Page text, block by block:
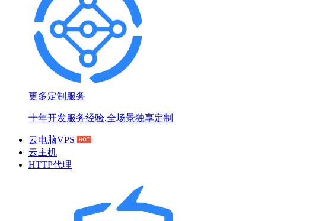
更多定制服务
十年开发服务经验,全场景独享定制
云电脑VPS
云主机
HTTP代理